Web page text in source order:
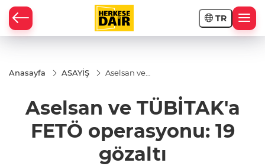
TR
Anasayfa ASAYİŞ
Aselsan ve
operasyonu:
19 gözaltı
Aselsan ve TÜBİTAK'a
FETÖ operasyonu: 19
gözaltı